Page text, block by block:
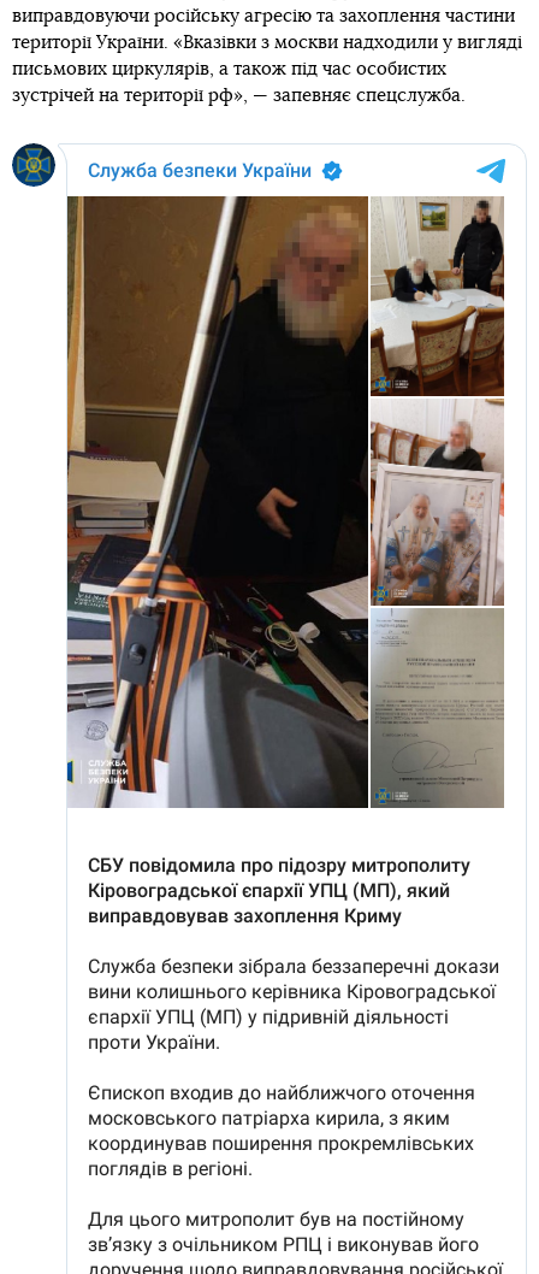
виправдовуючи російську агресію та захоплення частини
території України. «Вказівки з москви надходили у вигляді
письмових циркулярів, а також під час особистих
зустрічей на території рф», — запевняє спецслужба.